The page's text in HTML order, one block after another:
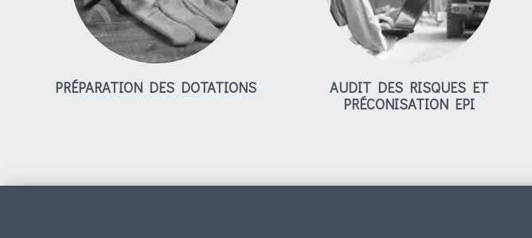
PRÉPARATION DES DOTATIONS
AUDIT DES RISQUES ET
PRÉCONISATION EPI